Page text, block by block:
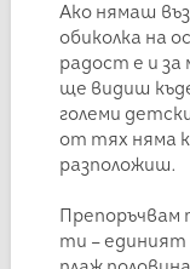
Ако нямаш
обиколка на
радост е и за
ще видиш
големи
от тях няма
разположиш.
Препоръчвам
ти – единият